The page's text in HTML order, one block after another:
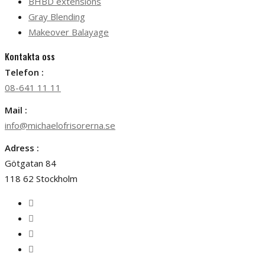
Gray Blending
Makeover Balayage
Kontakta oss
Telefon :
08-641 11 11
Mail :
info@michaelofrisorerna.se
Adress :
Götgatan 84
118 62 Stockholm